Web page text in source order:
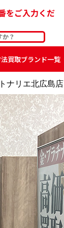
をご入力くだ
買取ブランド一覧
ナリエ北広島店